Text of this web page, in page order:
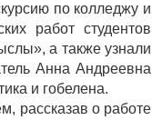
по колледжу и
работ студентов
а также узнали
Анна Андреевна
и гобелена.
рассказав о работе